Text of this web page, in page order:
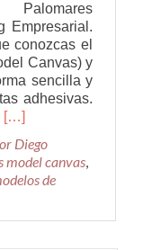
Empresarial.
conozcas el
Canvas) y
sencilla y
adhesivas.
Leer
realizar
el
modelo
negocios
[…]
Diego
model canvas,
de